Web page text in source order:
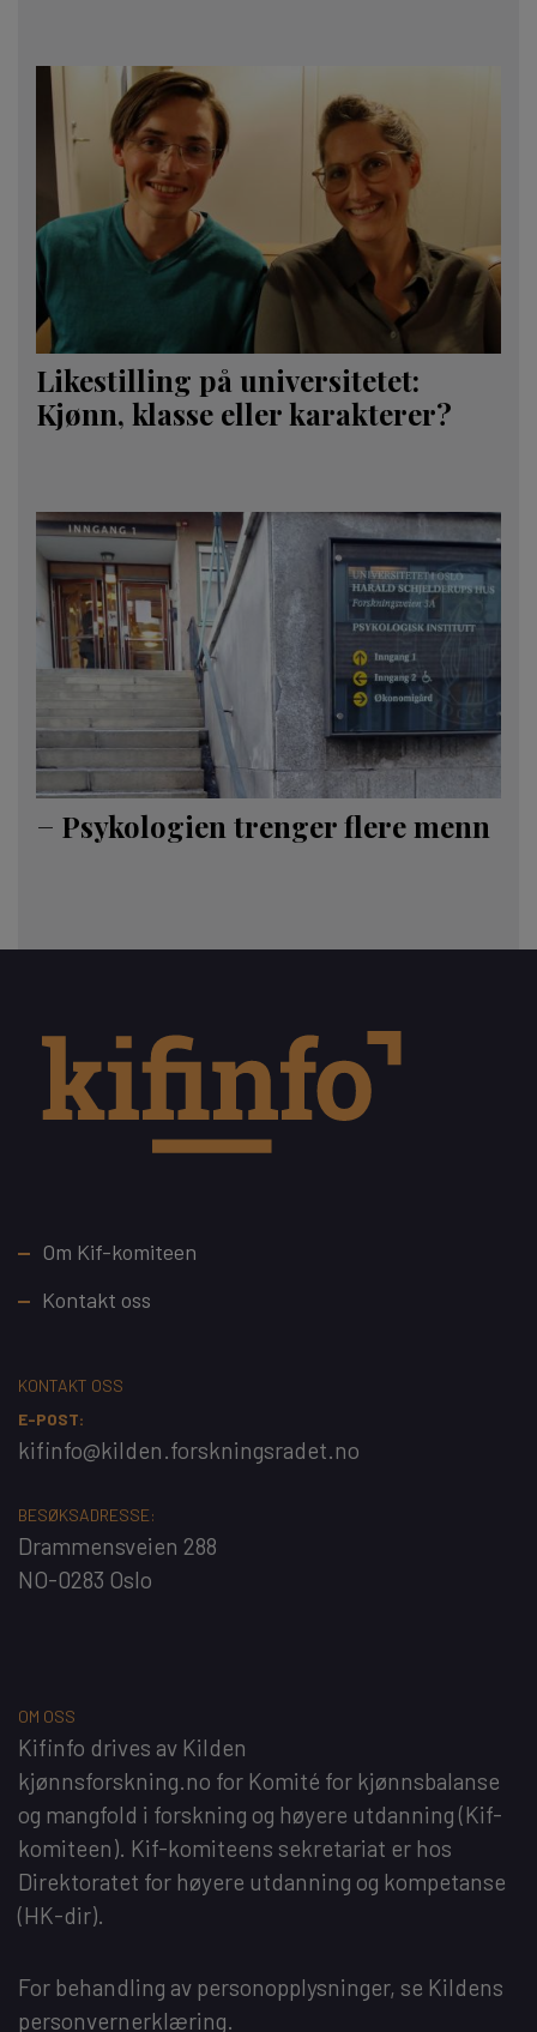
Likestilling på universitetet:
Kjønn, klasse eller karakterer?
− Psykologien trenger flere menn
Footer
Om Kif-komiteen
Kontakt oss
KONTAKT OSS
E-POST:
kifinfo@kilden.forskningsradet.no
BESØKSADRESSE:
Drammensveien 288
NO-0283 Oslo
OM OSS
Kifinfo drives av Kilden
kjønnsforskning.no for Komité for kjønnsbalanse
og mangfold i forskning og høyere utdanning(Kif-
komiteen). Kif-komiteens sekretariat er hos
Direktoratet for høyere utdanning og kompetanse
(HK-dir)
For behandling av personopplysninger, se Kildens
personvernerklæring